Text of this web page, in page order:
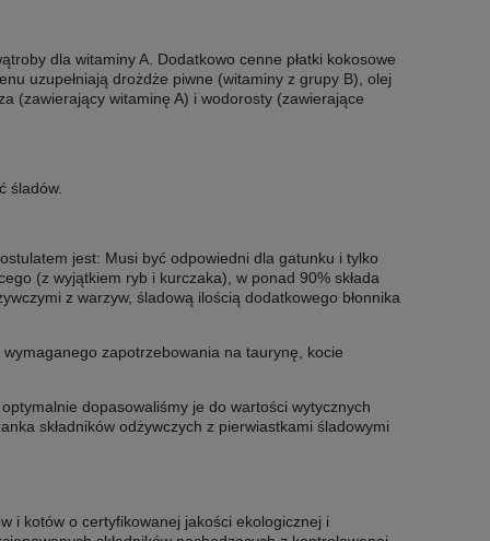
dla witaminy A. Dodatkowo cenne płatki kokosowe
uzupełniają drożdże piwne (witaminy z grupy B), olej
(zawierający witaminę A) i wodorosty (zawierające
śladów.
jest: Musi być odpowiedni dla gatunku i tylko
(z wyjątkiem ryb i kurczaka), w ponad 90% składa
z warzyw, śladową ilością dodatkowego błonnika
zapotrzebowania na taurynę, kocie
dopasowaliśmy je do wartości wytycznych
składników odżywczych z pierwiastkami śladowymi
i kotów o certyfikowanej jakości ekologicznej i